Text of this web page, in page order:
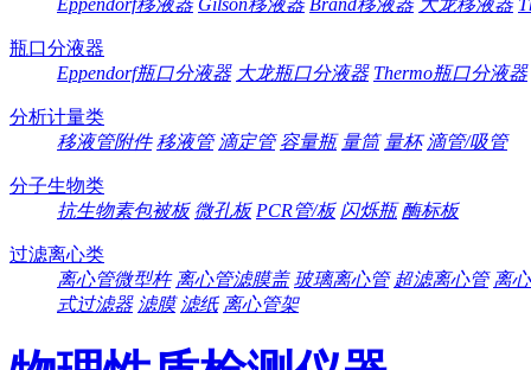
Eppendorf移液器 Gilson移液器 Brand移液器 大龙移液器
瓶口分液器
Eppendorf瓶口分液器 大龙瓶口分液器 Thermo瓶口分液器
分析计量类
移液管附件 移液管 滴定管 容量瓶 量筒 量杯 滴管/吸管
分子生物类
抗生物素包被板 微孔板 PCR管/板 闪烁瓶 酶标板
过滤离心类
离心管微型杵 离心管滤膜盖 玻璃离心管 超滤离心管 离
式过滤器 滤膜 滤纸 离心管架